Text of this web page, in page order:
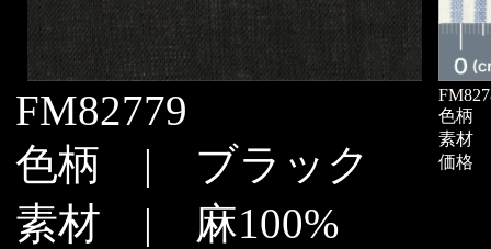
FM82779
色柄 | ブラック
素材 | 麻100%
色柄
素材
価格 |